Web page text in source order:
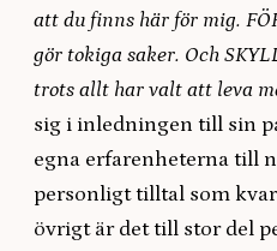
att du finns här för mig.
gör tokiga saker. Och
trots allt har valt att leva
sig i inledningen till sin
egna erfarenheterna till
personligt tilltal som
övrigt är det till stor del